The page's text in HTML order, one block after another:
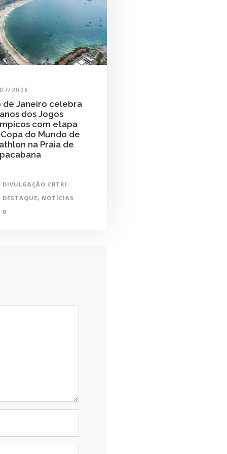
2026
de Janeiro celebra
dos Jogos
com etapa
do Mundo de
na Praia de
DIVULGAÇÃO CBTRI
DESTAQUE, NOTÍCIAS
0